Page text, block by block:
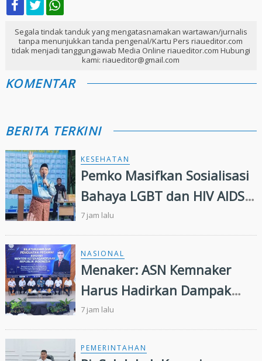
Segala tindak tanduk yang mengatasnamakan wartawan/jurnalis
tanpa menunjukkan tanda pengenal/Kartu Pers riaueditor.com
tidak menjadi tanggungjawab Media Online riaueditor.com Hubungi
kami: riaueditor@gmail.com
KOMENTAR
BERITA TERKINI
KESEHATAN
Pemko Masifkan Sosialisasi
Bahaya LGBT dan HIV AIDS
Bagi Siswa di Pekanbaru
7 jam lalu
NASIONAL
Menaker: ASN Kemnaker
Harus Hadirkan Dampak
Nyata bagi Masyarakat
7 jam lalu
PEMERINTAHAN